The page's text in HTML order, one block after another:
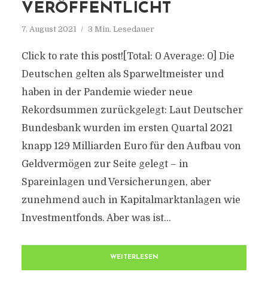
VERÖFFENTLICHT
7. August 2021 3 Min. Lesedauer
Click to rate this post![Total: 0 Average: 0] Die
Deutschen gelten als Sparweltmeister und
haben in der Pandemie wieder neue
Rekordsummen zurückgelegt: Laut Deutscher
Bundesbank wurden im ersten Quartal 2021
knapp 129 Milliarden Euro für den Aufbau von
Geldvermögen zur Seite gelegt – in
Spareinlagen und Versicherungen, aber
zunehmend auch in Kapitalmarktanlagen wie
Investmentfonds. Aber was ist...
WEITERLESEN